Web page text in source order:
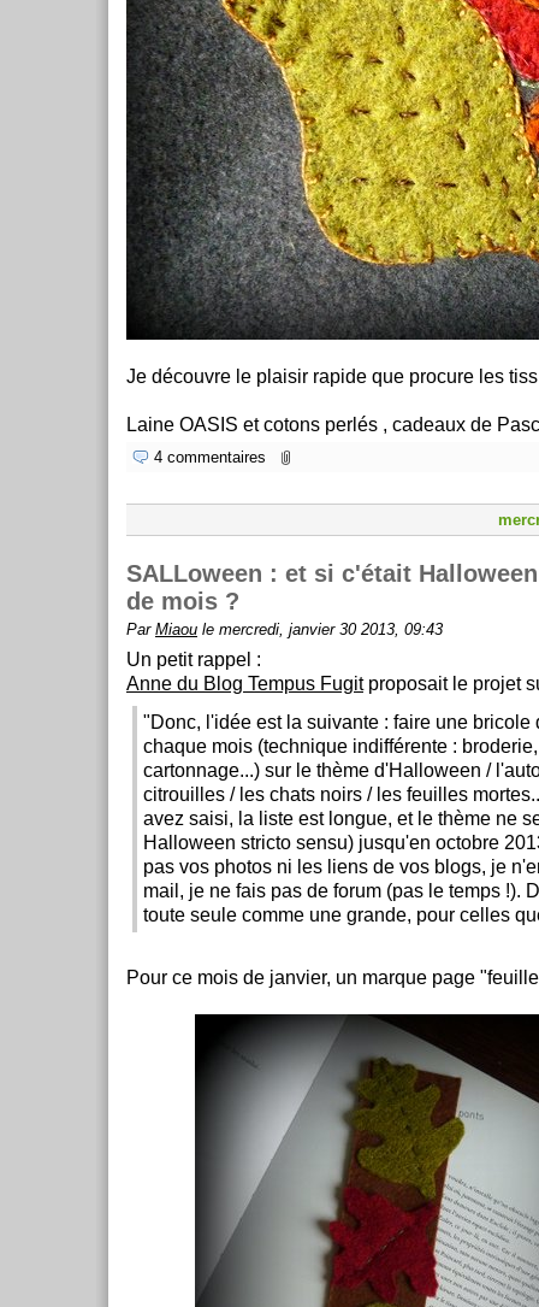
Je découvre le plaisir rapide que procure les
Laine OASIS et cotons perlés , cadeaux de
4 commentaires
SALLoween : et si c'était
de mois ?
Par Miaou le mercredi, janvier 30 2013, 09:43
Un petit rappel :
Anne du Blog Tempus Fugitproposait le projet
"Donc, l'idée est la suivante : faire une bricole
chaque mois (technique indifférente :
cartonnage...) sur le thème d'Halloween /
citrouilles / les chats noirs / les feuilles
avez saisi, la liste est longue, et le thème ne
Halloween stricto sensu) jusqu'en octobre
pas vos photos ni les liens de vos blogs, je
mail, je ne fais pas de forum (pas le temps !).
toute seule comme une grande, pour celles
Pour ce mois de janvier, un marque page